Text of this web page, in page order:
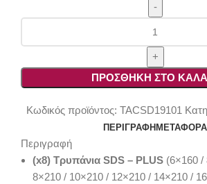
SDS
PLUS
Total
ποσότητα
ΠΡΟΣΘΉΚΗ ΣΤΟ
Κωδικός προϊόντος: TACSD19101
ΠΕΡΙΓΡΑΦΉ ΜΕΤΑΦΟΡΆ
Περιγραφή
(x8) Τρυπάνια SDS – PLUS (6×160 /
8×210 / 10×210 / 12×210 / 14×210 /